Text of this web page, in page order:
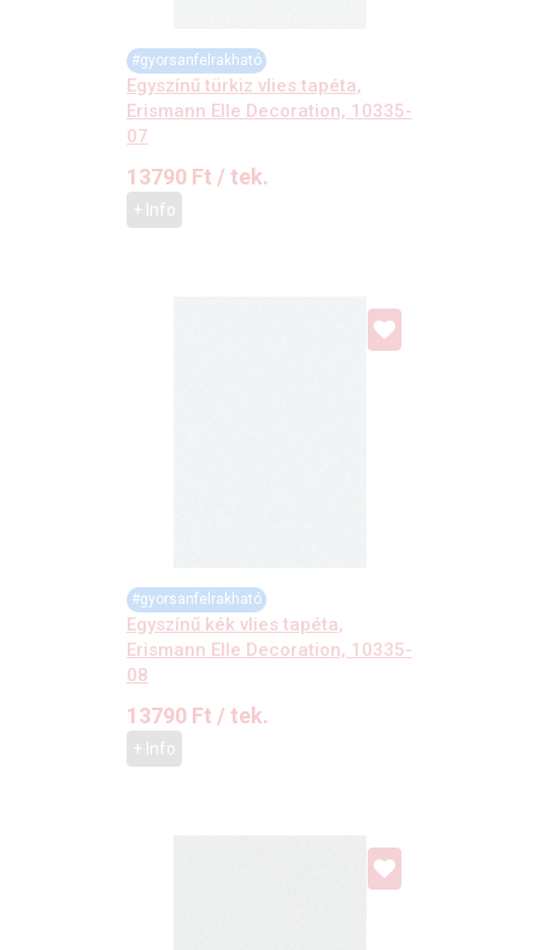
#gyorsanfelrakható
Egyszínű türkiz vlies tapéta,
Erismann Elle Decoration, 10335-
07
13790 Ft / tek.
+ Info
#gyorsanfelrakható
Egyszínű kék vlies tapéta,
Erismann Elle Decoration, 10335-
08
13790 Ft / tek.
+ Info